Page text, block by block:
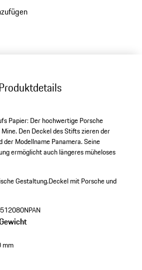
Papier: Der hochwertige Porsche
Den Deckel des Stifts zieren der
der Modellname Panamera. Seine
ermöglicht auch längeres müheloses
Gestaltung.Deckel mit Porsche und
mm